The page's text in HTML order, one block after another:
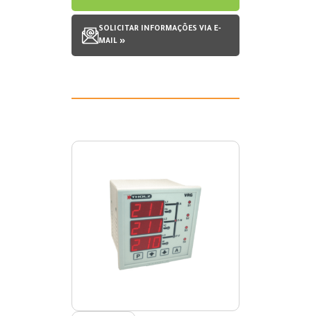
SOLICITAR INFORMAÇÕES VIA E-
MAIL »